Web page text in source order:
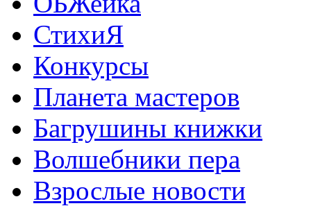
СтихиЯ
Конкурсы
Планета мастеров
Багрушины книжки
Волшебники пера
Взрослые новости